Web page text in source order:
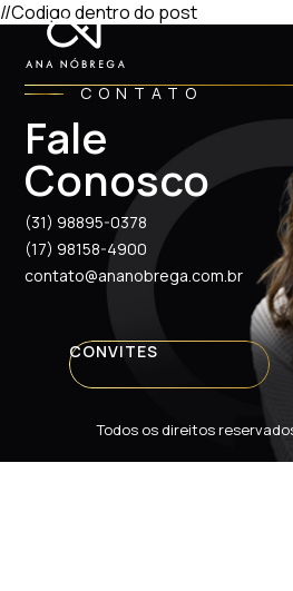
//Codigo dentro do post
CONTATO
Fale
Conosco
(31) 98895-0378
(17) 98158-4900
contato@ananobrega.com.br
CONVITES
Todos os direitos